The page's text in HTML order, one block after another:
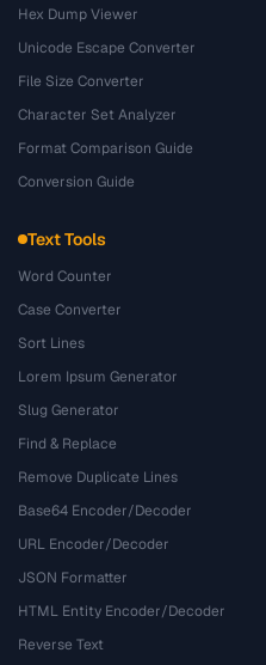
Hex Dump Viewer
Unicode Escape Converter
File Size Converter
Character Set Analyzer
Format Comparison Guide
Conversion Guide
Text Tools
Word Counter
Case Converter
Sort Lines
Lorem Ipsum Generator
Slug Generator
Find & Replace
Remove Duplicate Lines
Base64 Encoder/Decoder
URL Encoder/Decoder
JSON Formatter
HTML Entity Encoder/Decoder
Reverse Text